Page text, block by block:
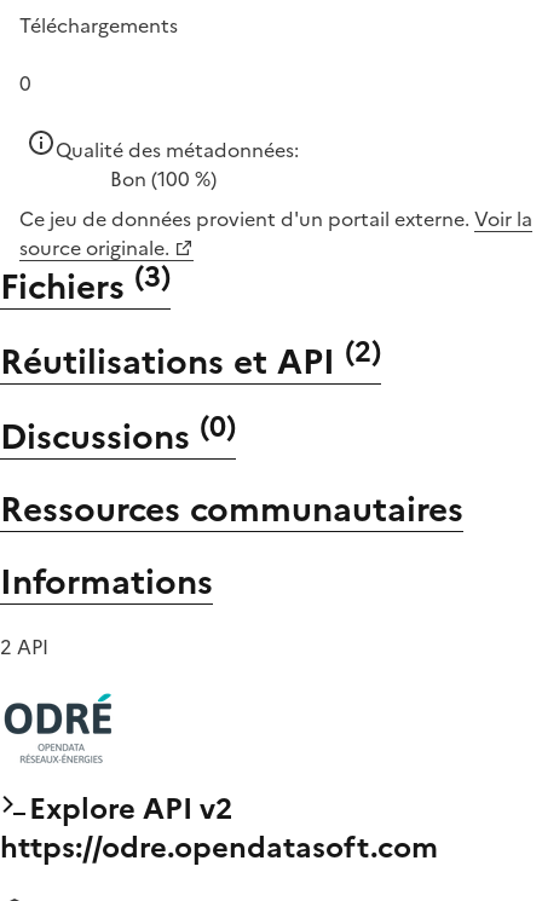
Téléchargements
0
Qualité des métadonnées:
Bon (100 %)
Ce jeu de données provient d'un portail externe. Voir la
source originale.
Fichiers (3)
Réutilisations et API (2)
Discussions (0)
Ressources communautaires
Informations
2 API
Explore API v2
https://odre.opendatasoft.com